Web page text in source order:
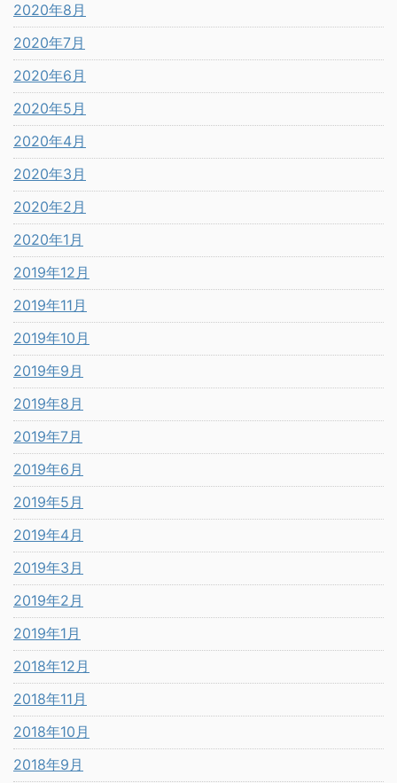
2020年8月
2020年7月
2020年6月
2020年5月
2020年4月
2020年3月
2020年2月
2020年1月
2019年12月
2019年11月
2019年10月
2019年9月
2019年8月
2019年7月
2019年6月
2019年5月
2019年4月
2019年3月
2019年2月
2019年1月
2018年12月
2018年11月
2018年10月
2018年9月